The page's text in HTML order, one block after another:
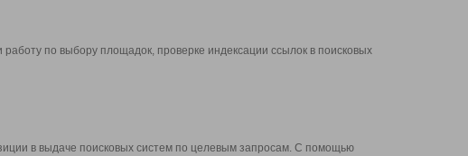
по выбору площадок, проверке индексации ссылок в поисковых
в выдаче поисковых систем по целевым запросам. С помощью